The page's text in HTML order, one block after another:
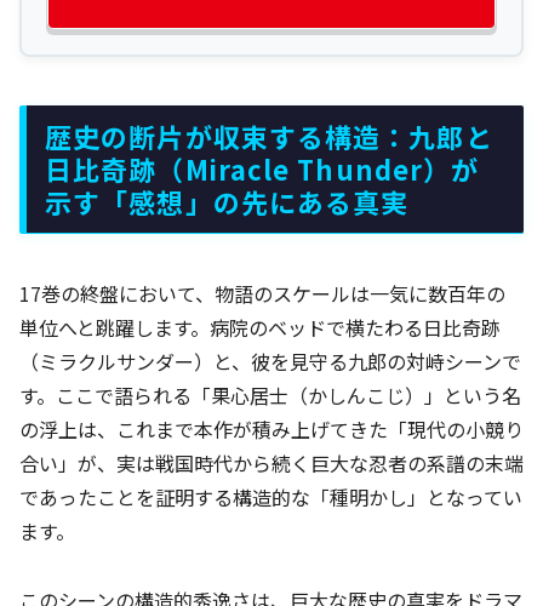
歴史の断片が収束する構造：九郎と
日比奇跡（Miracle Thunder）が
示す「感想」の先にある真実
17巻の終盤において、物語のスケールは一気に数百年の
単位へと跳躍します。病院のベッドで横たわる日比奇跡
（ミラクルサンダー）と、彼を見守る九郎の対峙シーンで
す。ここで語られる「果心居士（かしんこじ）」という名
の浮上は、これまで本作が積み上げてきた「現代の小競り
合い」が、実は戦国時代から続く巨大な忍者の系譜の末端
であったことを証明する構造的な「種明かし」となってい
ます。
このシーンの構造的秀逸さは、巨大な歴史の真実をドラマ